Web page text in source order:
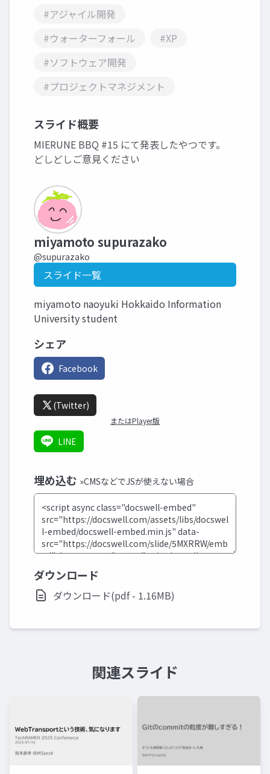
#アジャイル開発
#ウォーターフォール
#XP
#ソフトウェア開発
#プロジェクトマネジメント
スライド概要
MIERUNE BBQ #15 にて発表したやつです。
どしどしご意見ください
miyamoto supurazako
@supurazako
スライド一覧
miyamoto naoyuki Hokkaido Information
University student
シェア
Facebook
(Twitter)
またはPlayer版
LINE
埋め込む »CMSなどでJSが使えない場合
ダウンロード
ダウンロード(pdf - 1.16MB)
関連スライド